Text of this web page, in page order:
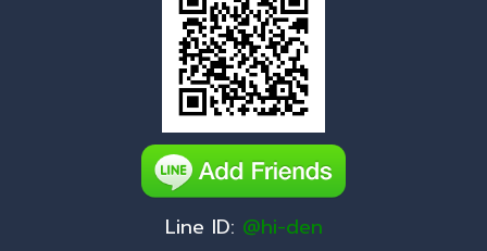
Line ID: @hi-den